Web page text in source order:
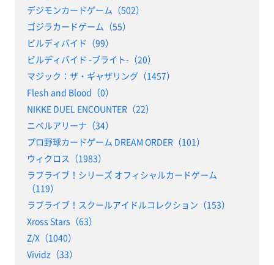
デジモンカードゲーム（502）
ゴジラカードゲーム（55）
ビルディバイド（99）
ビルディバイド -ブライト-（20）
マジック：ザ・ギャザリング（1457）
Flesh and Blood（0）
NIKKE DUEL ENCOUNTER（22）
ニベルアリーナ（34）
プロ野球カードゲーム DREAM ORDER（101）
ウィクロス（1983）
ラブライブ！シリーズ オフィシャルカードゲーム
（119）
ラブライブ！スクールアイドルコレクション（153）
Xross Stars（63）
Z/X（1040）
Vividz（33）